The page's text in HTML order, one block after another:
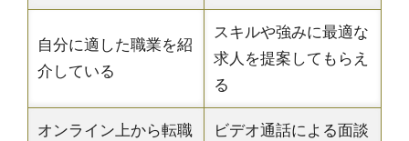
自分に適した職業を紹
介している
スキルや強みに最適な
求人を提案してもらえ
る
オンライン上から転職
ビデオ通話による面談